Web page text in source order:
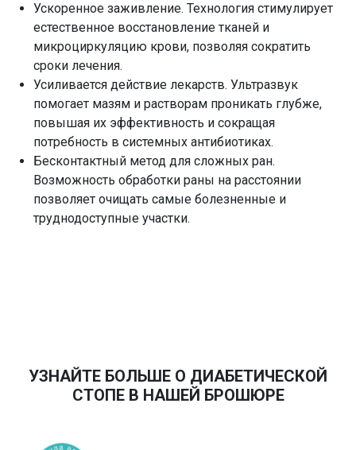
Ускоренное заживление. Технология стимулирует
естественное восстановление тканей и
микроциркуляцию крови, позволяя сократить
сроки лечения.
Усиливается действие лекарств. Ультразвук
помогает мазям и растворам проникать глубже,
повышая их эффективность и сокращая
потребность в системных антибиотиках.
Бесконтактный метод для сложных ран.
Возможность обработки раны на расстоянии
позволяет очищать самые болезненные и
труднодоступные участки.
Комфорт во время сеанса. Процедура
безболезненна и не требует предварительного
распаривания ног.
Высокая точность. Обработка проблемных зон
(вросший ноготь, трещины) без повреждения
здоровых участков.
Гигиеничность. Закрытая система удаления
отработки гарантирует стерильность и защиту от
перекрестного инфицирования.
новый уровень детализации – превосходное
качество изображения даже у сложных пациентов
благодаря технологии RealTime-3D Imaging;
универсальность применения – полный спектр
исследований от абдоминальных и
кардиологических до акушерско-гинекологических;
эргономика и эффективность – интуитивный
интерфейс и эргономичный дизайн для быстрой
настройки и снижения усталости врача;
новейшие технологии визуализации – наличие
Advanced-SieClear и режима подавления артефактов
для повышения диагностической точности;
УЗНАЙТЕ БОЛЬШЕ О ДИАБЕТИЧЕСКОЙ
СТОПЕ В НАШЕЙ БРОШЮРЕ